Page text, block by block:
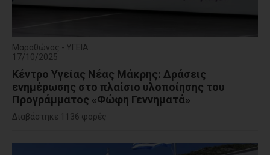
Μαραθώνας - ΥΓΕΙΑ
17/10/2025
Κέντρο Υγείας Νέας Μάκρης: Δράσεις
ενημέρωσης στο πλαίσιο υλοποίησης του
Προγράμματος «Φώφη Γεννηματά»
Διαβάστηκε 1136 φορές